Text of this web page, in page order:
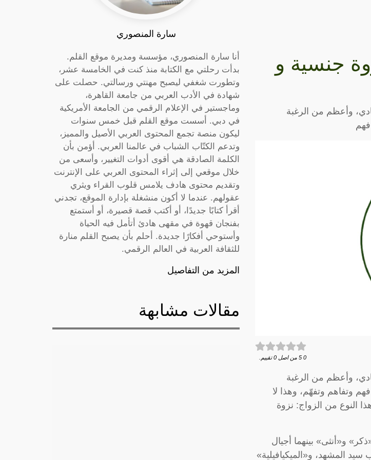
جنسية و
وأعظم من الرغبة
فهم
0
5 من اصل 0 تقييم.
وأعظم من الرغبة
وتفاهم وتفهّم، وهذا لا
النوع من الزواج: نزوة
و«أنثى» بينهما أجيال
المشهد، و«الميكيافيلية»
سارة المنصوري
أنا سارة المنصوري، مؤسسة ومديرة موقع القلم.
بدأت رحلتي مع الكتابة منذ كنت في الخامسة عشر،
وتطورت شغفي ليصبح مهنتي ورسالتي. حصلت على
شهادة في الأدب العربي من جامعة القاهرة،
وماجستير في الإعلام الرقمي من الجامعة الأمريكية
في دبي. أسست موقع القلم قبل خمس سنوات
ليكون منصة تجمع المحتوى العربي الأصيل والمميز،
وتدعم الكتّاب الشباب في عالمنا العربي. أؤمن بأن
الكلمة الصادقة هي أقوى أدوات التغيير، وأسعى من
خلال موقعي إلى إثراء المحتوى العربي على الإنترنت
وتقديم محتوى هادف يلامس قلوب القراء ويثري
عقولهم. عندما لا أكون منشغلة بإدارة الموقع، تجدني
أقرأ كتابًا جديدًا، أو أكتب قصة قصيرة، أو أستمتع
بفنجان قهوة في مقهى هادئ أتأمل فيه الحياة
وأستوحي أفكارًا جديدة. أحلم بأن يصبح القلم منارة
للثقافة العربية في العالم الرقمي.
المزيد من التفاصيل
مقالات مشابهة